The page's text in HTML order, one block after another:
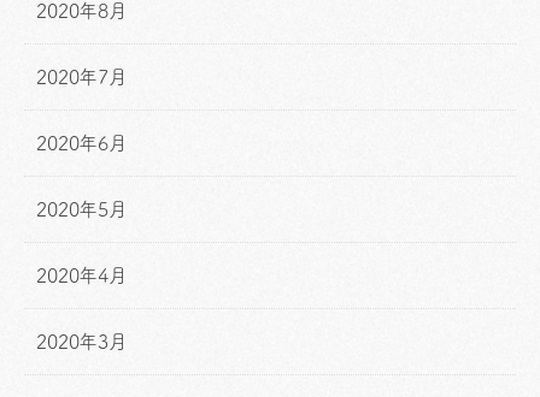
2020年8月
2020年7月
2020年6月
2020年5月
2020年4月
2020年3月